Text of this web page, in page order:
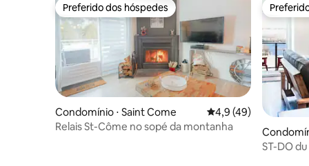
Preferido dos hóspedes
Preferido dos hóspedes
Condomínio ⋅ Saint Come 4,9 de uma avaliação
4,9 (49)
Relais St-Côme no sopé da montanha
-
ST-DO